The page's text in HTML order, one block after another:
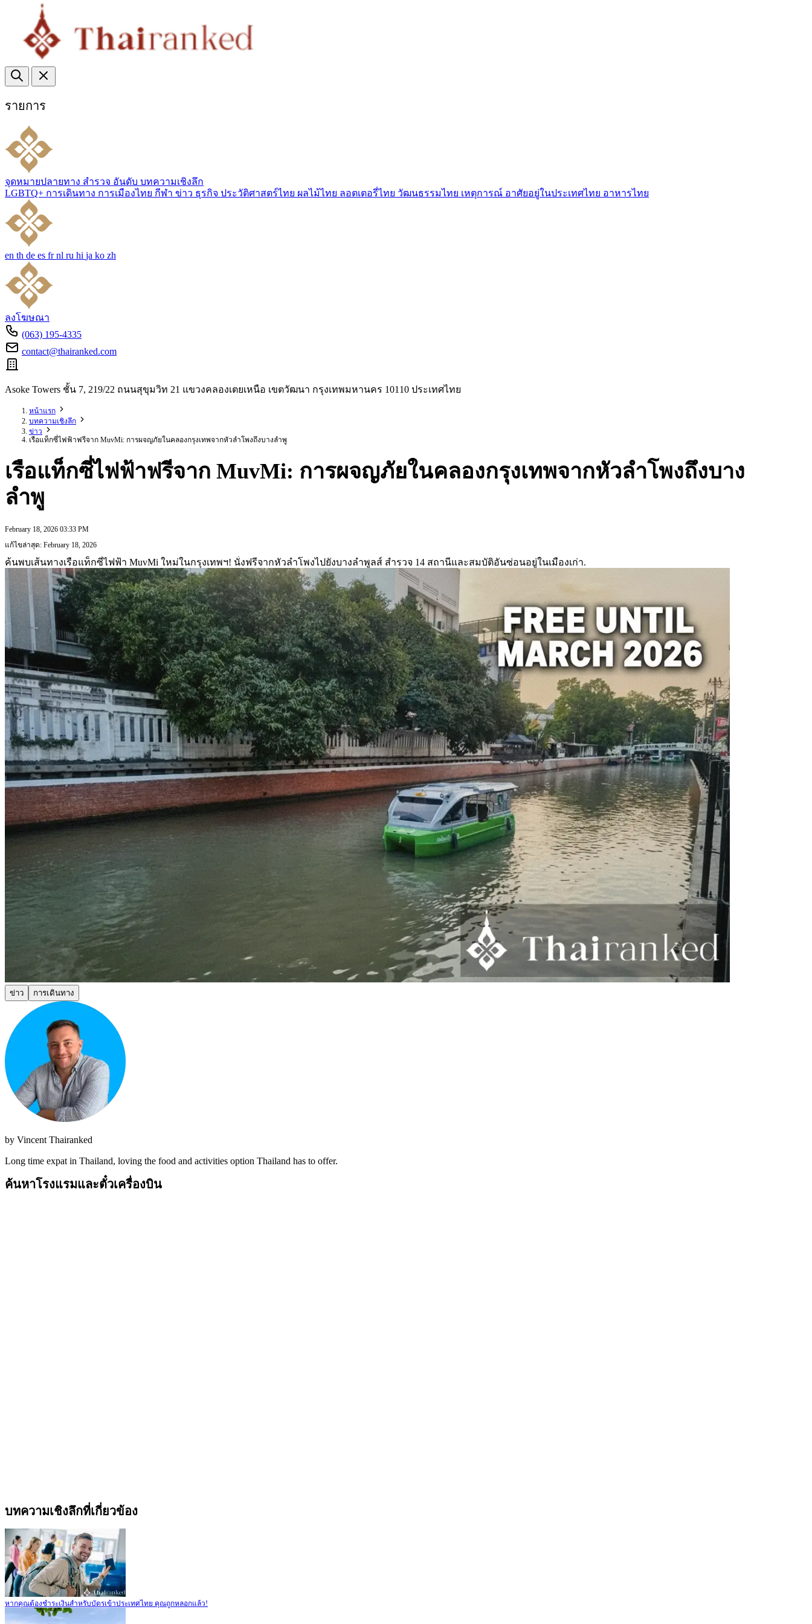
รายการ
จุดหมายปลายทาง สำรวจ อันดับ บทความเชิงลึก
LGBTQ+ การเดินทาง การเมืองไทย กีฬา ข่าว ธุรกิจ ประวัติศาสตร์ไทย ผลไม้ไทย ลอตเตอรี่ไทย วัฒนธรรมไทย เหตุการณ์ อาศัยอยู่ในประเทศไทย อาหารไทย
en th de es fr nl ru hi ja ko zh
ลงโฆษณา
(063) 195-4335
contact@thairanked.com
Asoke Towers ชั้น 7, 219/22 ถนนสุขุมวิท 21 แขวงคลองเตยเหนือ เขตวัฒนา กรุงเทพมหานคร 10110 ประเทศไทย
หน้าแรก
บทความเชิงลึก
ข่าว
เรือแท็กซี่ไฟฟ้าฟรีจาก MuvMi: การผจญภัยในคลองกรุงเทพจากหัวลำโพงถึงบางลำพู
เรือแท็กซี่ไฟฟ้าฟรีจาก MuvMi: การผจญภัยในคลองกรุงเทพจากหัวลำโพงถึงบาง
ลำพู
February 18, 2026 03:33 PM
แก้ไขล่าสุด: February 18, 2026
ค้นพบเส้นทางเรือแท็กซี่ไฟฟ้า MuvMi ใหม่ในกรุงเทพฯ! นั่งฟรีจากหัวลำโพงไปยังบางลำพูลส์ สำรวจ 14 สถานีและสมบัติอันซ่อนอยู่ในเมืองเก่า.
ข่าว การเดินทาง
by Vincent Thairanked
Long time expat in Thailand, loving the food and activities option Thailand has to offer.
ค้นหาโรงแรมและตั๋วเครื่องบิน
บทความเชิงลึกที่เกี่ยวข้อง
หากคุณต้องชำระเงินสำหรับบัตรเข้าประเทศไทย คุณถูกหลอกแล้ว!